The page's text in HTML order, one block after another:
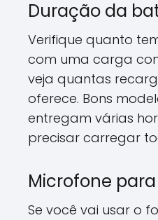
Duração da
Verifique quanto
com uma carga
veja quantas
oferece. Bons
entregam várias
precisar carregar
Microfone
Se você vai usar o